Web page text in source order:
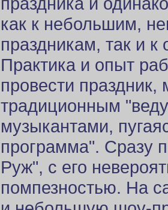
как к небольшим,
праздникам, так и
Практика и опыт
провести праздник,
традиционным
музыкантами,
программа". Сразу
Руж", с его
помпезностью. На